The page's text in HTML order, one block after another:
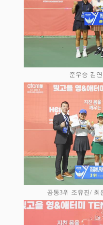
준우승 김
공동3위 조유진/ 최